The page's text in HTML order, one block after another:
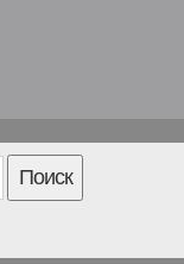
Поиск